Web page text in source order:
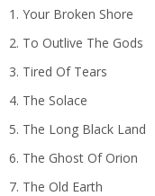
Your Broken Shore
To Outlive The Gods
Tired Of Tears
The Solace
The Long Black Land
The Ghost Of Orion
The Old Earth